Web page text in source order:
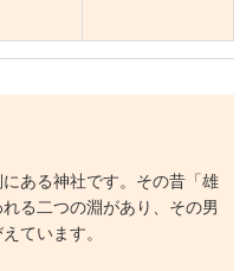
ある神社です。その昔「雄
る二つの淵があり、その男
ています。